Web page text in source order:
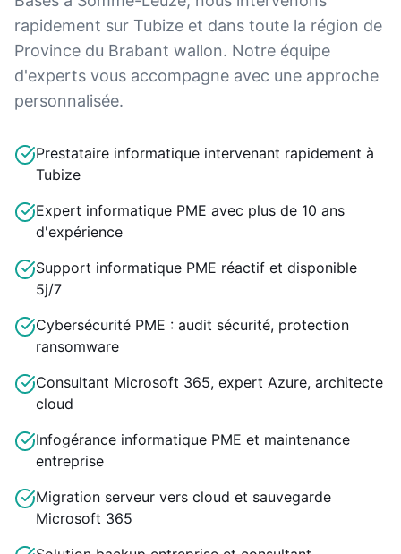
rapidement sur Tubize et dans toute la région de
Province du Brabant wallon. Notre équipe
d'experts vous accompagne avec une approche
personnalisée.
Prestataire informatique intervenant rapidement à
Tubize
Expert informatique PME avec plus de 10 ans
d'expérience
Support informatique PME réactif et disponible
5j/7
Cybersécurité PME : audit sécurité, protection
ransomware
Consultant Microsoft 365, expert Azure, architecte
cloud
Infogérance informatique PME et maintenance
entreprise
Migration serveur vers cloud et sauvegarde
Microsoft 365